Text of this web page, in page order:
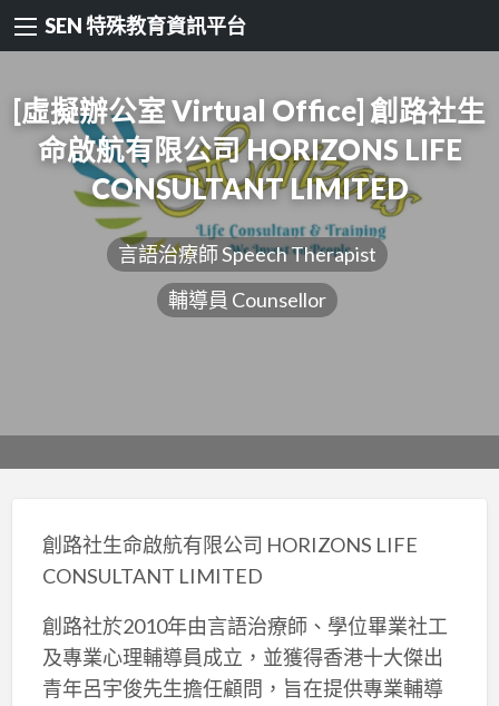
SEN 特殊教育資訊平台
[虛擬辦公室 Virtual Office] 創路社生
命啟航有限公司 HORIZONS LIFE
CONSULTANT LIMITED
言語治療師 Speech Therapist
輔導員 Counsellor
創路社生命啟航有限公司 HORIZONS LIFE
CONSULTANT LIMITED
創路社於2010年由言語治療師、學位畢業社工
及專業心理輔導員成立，並獲得香港十大傑出
青年呂宇俊先生擔任顧問，旨在提供專業輔導